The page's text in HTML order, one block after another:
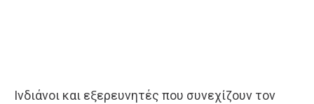
Ινδιάνοι και εξερευνητές που συνεχίζουν τον